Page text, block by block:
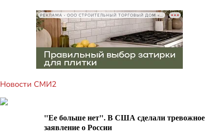
РЕКЛАМА • ООО СТРОИТЕЛЬНЫЙ ТОРГОВЫЙ ДОМ «ПЕТРОВИЧ», ИНН 7802348846
Новости СМИ2
"Ее больше нет". В США сделали тревожное
заявление о России